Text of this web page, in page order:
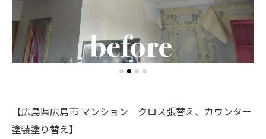
【広島県広島市 マンション クロス張替え、カウンター
塗装塗り替え】